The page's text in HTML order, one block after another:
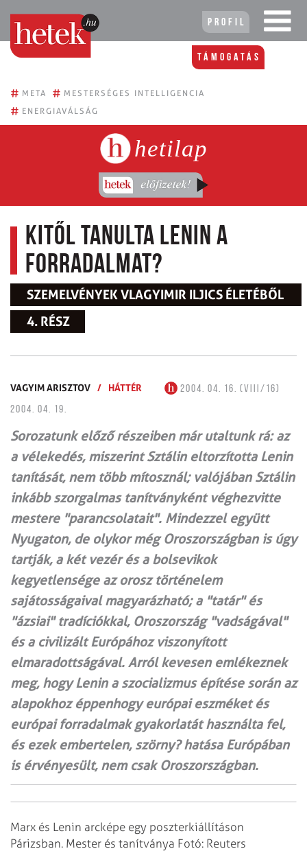
Profil
Támogatás
# META # MESTERSÉGES INTELLIGENCIA
# ENERGIAVÁLSÁG
hetilap
Kitől tanulta Lenin a
forradalmat?
SZEMELVÉNYEK VLAGYIMIR ILJICS ÉLETÉBŐL 
4. RÉSZ
VAGYIM ARISZTOV / HÁTTÉR
2004. 04. 16. (VIII/16)
2004. 04. 19.
Sorozatunk előző részeiben már utaltunk rá: az
a vélekedés, miszerint Sztálin eltorzította Lenin
tanítását, nem több mítosznál; valójában Sztálin
inkább szorgalmas tanítványként véghezvitte
mestere "parancsolatait". Mindezzel együtt
Nyugaton, de olykor még Oroszországban is úgy
tartják, a két vezér és a bolsevikok
kegyetlensége az orosz történelem
sajátosságaival magyarázható; a "tatár" és
"ázsiai" tradíciókkal, Oroszország "vadságával"
és a civilizált Európához viszonyított
elmaradottságával. Arról kevesen emlékeznek
meg, hogy Lenin a szocializmus építése során az
alapokhoz éppenhogy európai eszméket és
európai forradalmak gyakorlatát használta fel,
és ezek embertelen, szörny? hatása Európában
is érvényesült, nem csak Oroszországban.
Marx és Lenin arcképe egy poszterkiállításon
Párizsban. Mester és tanítványa Fotó: Reuters